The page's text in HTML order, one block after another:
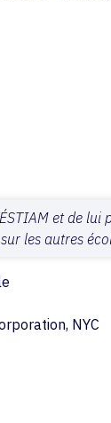
et de lui
les autres
NYC